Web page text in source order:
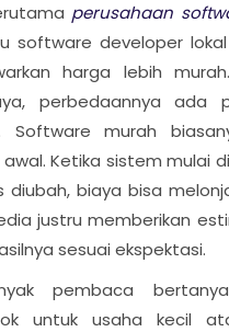
perusahaan
software developer
harga lebih
perbedaannya ada
Software murah
Ketika sistem mulai
diubah, biaya bisa
justru memberikan
sesuai ekspektasi.
pembaca
untuk usaha kecil